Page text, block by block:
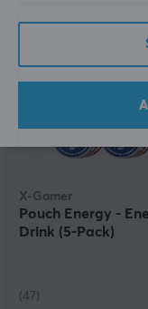
X-Gamer
Pouch Energy -
Drink (5-Pack)
(47)